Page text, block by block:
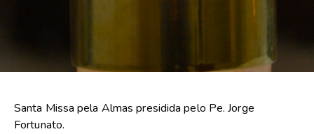
Santa Missa pela Almas presidida pelo Pe. Jorge
Fortunato.